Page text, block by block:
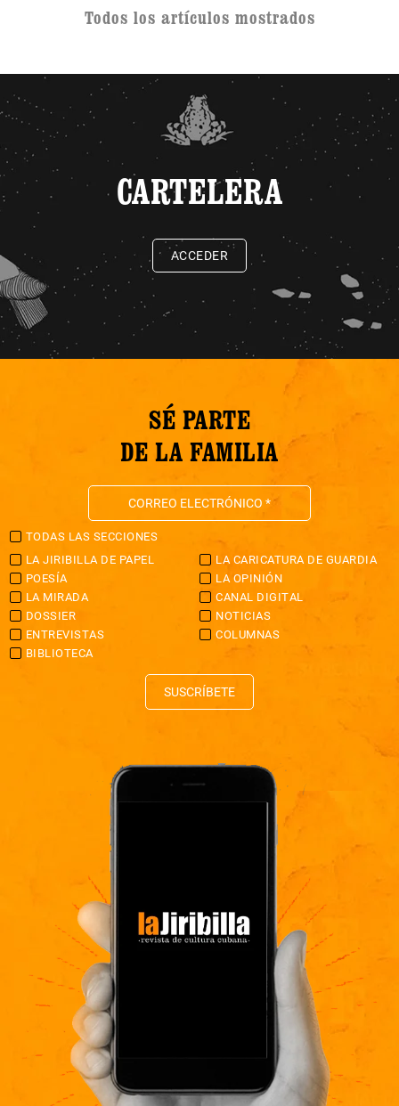
Todos los artículos mostrados
CARTELERA
ACCEDER
SÉ PARTE
DE LA FAMILIA
TODAS LAS SECCIONES
LA JIRIBILLA DE PAPEL
LA CARICATURA DE GUARDIA
POESÍA
LA OPINIÓN
LA MIRADA
CANAL DIGITAL
DOSSIER
NOTICIAS
ENTREVISTAS
COLUMNAS
BIBLIOTECA
SUSCRÍBETE